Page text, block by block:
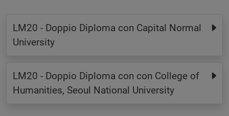
LM20 - Doppio Diploma con Capital Normal
University
LM20 - Doppio Diploma con con College of
Humanities, Seoul National University